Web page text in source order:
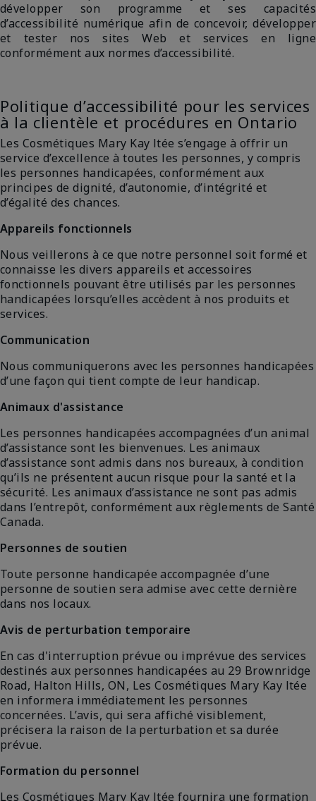
développer son programme et ses capacités
d’accessibilité numérique afin de concevoir, développer
et tester nos sites Web et services en ligne
conformément aux normes d’accessibilité.
Politique d’accessibilité pour les services
à la clientèle et procédures en Ontario
Les Cosmétiques Mary Kay ltée s’engage à offrir un
service d’excellence à toutes les personnes, y compris
les personnes handicapées, conformément aux
principes de dignité, d’autonomie, d’intégrité et
d’égalité des chances.
Appareils fonctionnels
Nous veillerons à ce que notre personnel soit formé et
connaisse les divers appareils et accessoires
fonctionnels pouvant être utilisés par les personnes
handicapées lorsqu’elles accèdent à nos produits et
services.
Communication
Nous communiquerons avec les personnes handicapées
d’une façon qui tient compte de leur handicap.
Animaux d'assistance
Les personnes handicapées accompagnées d’un animal
d’assistance sont les bienvenues. Les animaux
d’assistance sont admis dans nos bureaux, à condition
qu’ils ne présentent aucun risque pour la santé et la
sécurité. Les animaux d’assistance ne sont pas admis
dans l’entrepôt, conformément aux règlements de Santé
Canada.
Personnes de soutien
Toute personne handicapée accompagnée d’une
personne de soutien sera admise avec cette dernière
dans nos locaux.
Avis de perturbation temporaire
En cas d'interruption prévue ou imprévue des services
destinés aux personnes handicapées au 29 Brownridge
Road, Halton Hills, ON, Les Cosmétiques Mary Kay ltée
en informera immédiatement les personnes
concernées. L’avis, qui sera affiché visiblement,
précisera la raison de la perturbation et sa durée
prévue.
Formation du personnel
Les Cosmétiques Mary Kay ltée fournira une formation